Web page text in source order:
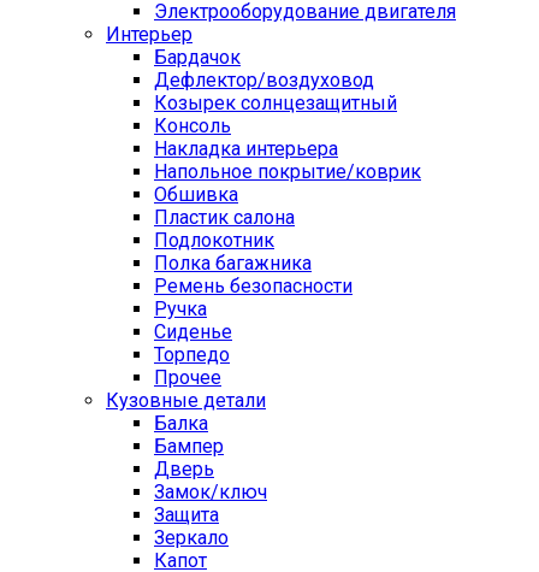
Электрооборудование двигателя
Интерьер
Бардачок
Дефлектор/воздуховод
Козырек солнцезащитный
Консоль
Накладка интерьера
Напольное покрытие/коврик
Обшивка
Пластик салона
Подлокотник
Полка багажника
Ремень безопасности
Ручка
Сиденье
Торпедо
Прочее
Кузовные детали
Балка
Бампер
Дверь
Замок/ключ
Защита
Зеркало
Капот